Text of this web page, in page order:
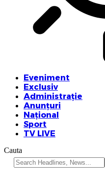
Eveniment
Exclusiv
Administrație
Anunțuri
Național
Sport
TV LIVE
Cauta